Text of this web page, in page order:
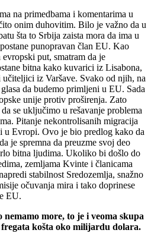
na primedbama i komentarima u
onim duhovitim. Bilo je važno da u
šta to Srbija zaista mora da ima u
punopravan član EU. Kao
put, smatram da je
bitna kako kuvarici iz Lisabona,
iz Varšave. Svako od njih, na
da budemo primljeni u EU. Sada
unije protiv proširenja. Zato
se uključimo u rešavanje problema
Pitanje nekontrolisanih migracija
Evropi. Ovo je bio predlog kako da
je spremna da preuzme svoj deo
bitna ljudima. Ukoliko bi došlo do
zemljama Kvinte i članicama
stabilnost Sredozemlja, snažno
očuvanja mira i tako doprinese
EU.
more, to je i veoma skupa
košta oko milijardu dolara.